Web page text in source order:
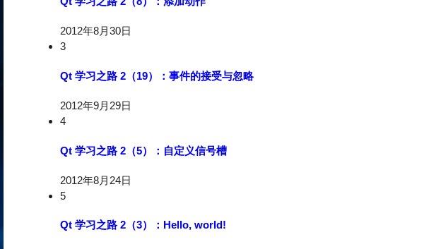
2012年8月30日
3
Qt 学习之路 2（19）：事件的接受与忽略
2012年9月29日
4
Qt 学习之路 2（5）：自定义信号槽
2012年8月24日
5
Qt 学习之路 2（3）：Hello, world!